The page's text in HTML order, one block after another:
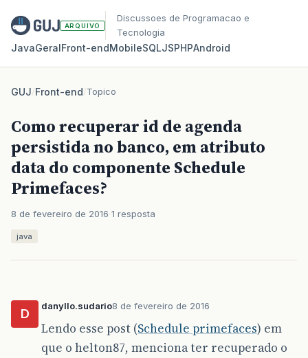
ARQUIVO
Discussoes de Programacao e
Tecnologia
JavaGeralFront‑endMobileSQLJSPHPAndroid
GUJ/Front-end/Topico
Como recuperar id de agenda
persistida no banco, em atributo
data do componente Schedule
Primefaces?
8 de fevereiro de 2016 1 resposta
java
D
danyllo.sudario8 de fevereiro de 2016
Lendo esse post (Schedule primefaces) em
que o helton87, menciona ter recuperado o